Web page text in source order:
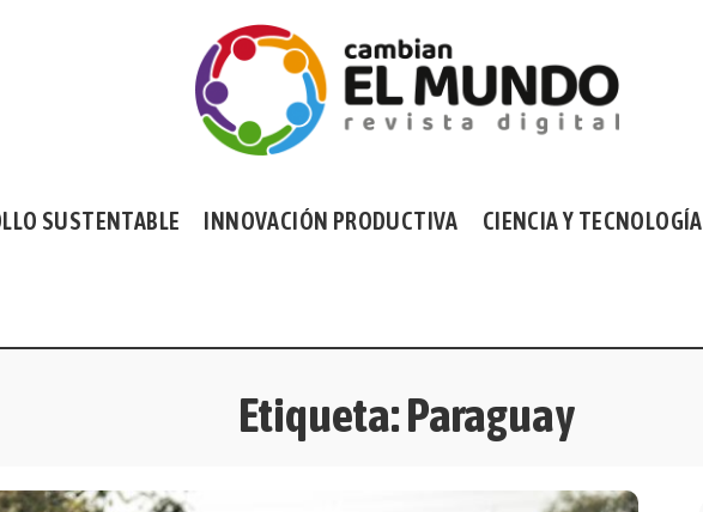
SUSTENTABLE INNOVACIÓN PRODUCTIVA CIENCIA Y TECNOLOGÍA
Etiqueta:Paraguay